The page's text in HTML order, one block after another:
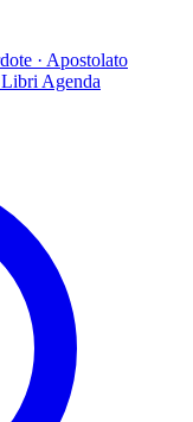
· Apostolato
Libri Agenda